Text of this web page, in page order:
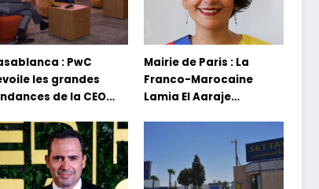
: PwC
les grandes
de la CEO
Mairie de Paris : La
Franco-Marocaine
Lamia El Aaraje